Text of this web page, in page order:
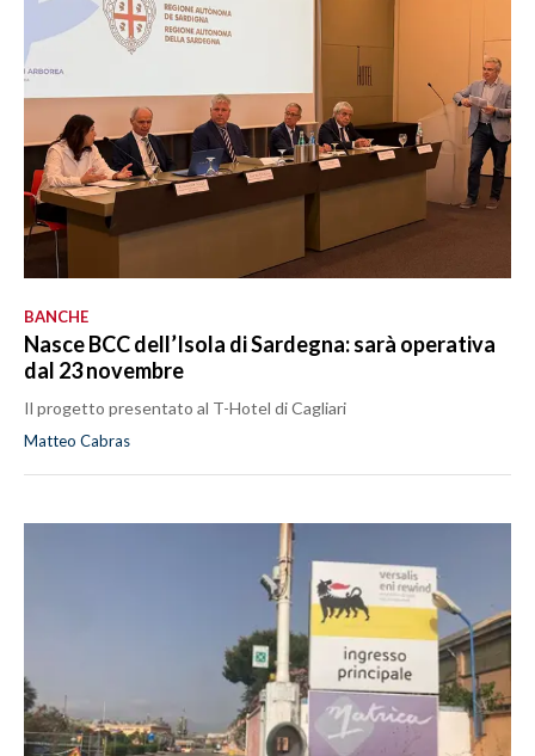
BANCHE
Nasce BCC dell’Isola di Sardegna: sarà operativa
dal 23 novembre
Il progetto presentato al T-Hotel di Cagliari
Matteo Cabras